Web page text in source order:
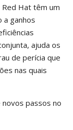
Hat têm um
ganhos
ajuda os
de perícia que
nas quais
passos no